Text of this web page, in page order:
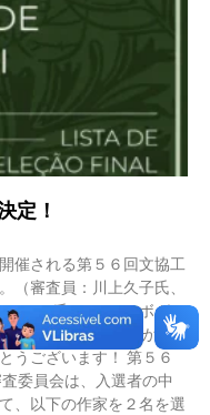
定！
催される第５６回文協工
（審査員：川上久子氏、
アニ氏、ソニア･ボガス
計３６３点の作品が展
うございます！ 第５６
委員会は、入選者の中
、以下の作家を２名を選